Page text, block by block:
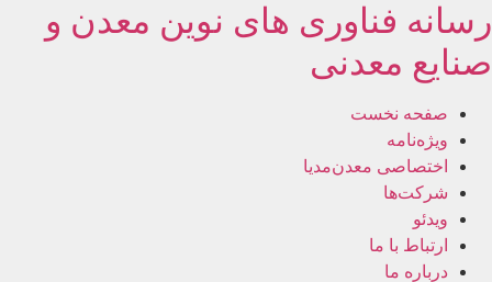
رسانه فناوری های نوین معدن و
صنایع معدنی
صفحه نخست
ویژه‌نامه
اختصاصی معدن‌مدیا
شرکت‌ها
ویدئو
ارتباط با ما
درباره ما